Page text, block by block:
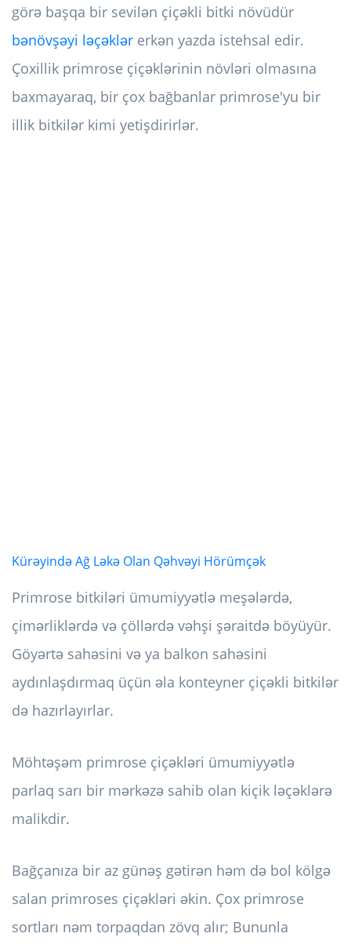
görə başqa bir sevilən çiçəkli bitki növüdür
bənövşəyi ləçəklər erkən yazda istehsal edir.
Çoxillik primrose çiçəklərinin növləri olmasına
baxmayaraq, bir çox bağbanlar primrose'yu bir
illik bitkilər kimi yetişdirirlər.
Kürəyində Ağ Ləkə Olan Qəhvəyi Hörümçək
Primrose bitkiləri ümumiyyətlə meşələrdə,
çimərliklərdə və çöllərdə vəhşi şəraitdə böyüyür.
Göyərtə sahəsini və ya balkon sahəsini
aydınlaşdırmaq üçün əla konteyner çiçəkli bitkilər
də hazırlayırlar.
Möhtəşəm primrose çiçəkləri ümumiyyətlə
parlaq sarı bir mərkəzə sahib olan kiçik ləçəklərə
malikdir.
Bağçanıza bir az günəş gətirən həm də bol kölgə
salan primroses çiçəkləri əkin. Çox primrose
sortları nəm torpaqdan zövq alır; Bununla